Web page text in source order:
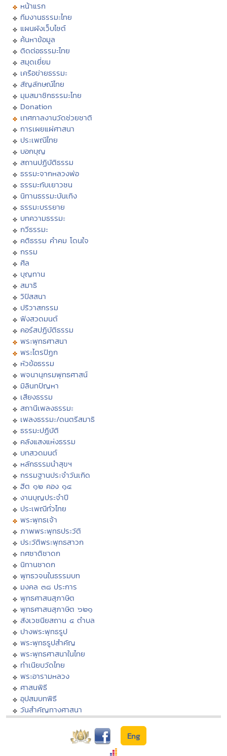
หน้าแรก
ทีมงานธรรมะไทย
แผนผังเว็บไซต์
ค้นหาข้อมูล
ติดต่อธรรมะไทย
สมุดเยี่ยม
เครือข่ายธรรมะ
สัญลักษณ์ไทย
มุมสมาชิกธรรมะไทย
Donation
เทศกาลงานวัดช่วยชาติ
การเผยแผ่ศาสนา
ประเพณีไทย
บอกบุญ
สถานปฏิบัติธรรม
ธรรมะจากหลวงพ่อ
ธรรมะกับเยาวชน
นิทานธรรมะบันเทิง
ธรรมะบรรยาย
บทความธรรมะ
กวีธรรมะ
คติธรรม คำคม โดนใจ
กรรม
ศีล
บุญทาน
สมาธิ
วิปัสสนา
ปริวาสกรรม
ฟังสวดมนต์
คอร์สปฏิบัติธรรม
พระพุทธศาสนา
พระไตรปิฏก
หัวข้อธรรม
พจนานุกรมพุทธศาสน์
มิลินทปัญหา
เสียงธรรม
สถานีเพลงธรรมะ
เพลงธรรมะ/ดนตรีสมาธิ
ธรรมะปฏิบัติ
คลังแสงแห่งธรรม
บทสวดมนต์
หลักธรรมนำสุขฯ
กรรมฐานประจำวันเกิด
ฮีต ๑๒ คอง ๑๔
งานบุญประจำปี
ประเพณีทั่วไทย
พระพุทธเจ้า
ภาพพระพุทธประวัติ
ประวัติพระพุทธสาวก
ทศชาติชาดก
นิทานชาดก
พุทธวจนในธรรมบท
มงคล ๓๘ ประการ
พุทธศาสนสุภาษิต
พุทธศาสนสุภาษิต ๖๒๑
สังเวชนียสถาน ๔ ตำบล
ปางพระพุทธรูป
พระพุทธรูปสำคัญ
พระพุทธศาสนาในไทย
ทำเนียบวัดไทย
พระอารามหลวง
ศาสนพิธี
อุปสมบทพิธี
วันสำคัญทางศาสนา
Eng